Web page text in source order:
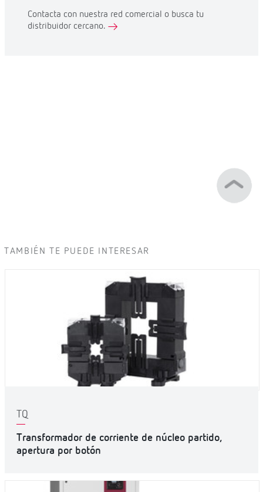
Contacta con nuestra red comercial o busca tu
distribuidor cercano.
TAMBIÉN TE PUEDE INTERESAR
TQ
Transformador de corriente de núcleo partido,
apertura por botón